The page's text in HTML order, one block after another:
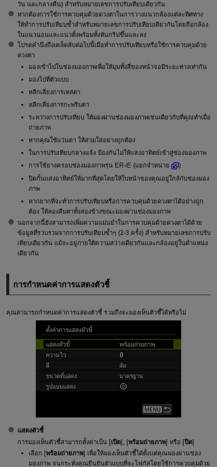
วัน และกลางคืน) สำหรับหมายเลขการปรับเทียบเดียวกัน
หากต้องการใช้การควบคุมด้วยดวงตาในการวางแนวกล้องแต่ละทิศทาง
ให้ทำการปรับเทียบซ้ำสำหรับหมายเลขการปรับเทียบเดียวกันโดยถือกล้อง
ในแนวนอนและแนวตั้งพร้อมทั้งหันกริปขึ้นและลง
โปรดคำนึงถึงเคล็ดลับต่อไปนี้เมื่อทำการปรับเทียบหรือใช้การควบคุมด้วย
ดวงตา
มองเข้าไปในช่องมองภาพเพื่อให้มุมทั้งสี่ของหน้าจอมีระยะห่างเท่ากัน
มองไปที่ตัวแบบ
หลีกเลี่ยงการเหล่ตา
หลีกเลี่ยงการกะพริบตา
ระหว่างการปรับเทียบ ให้มองผ่านช่องมองภาพเช่นเดียวกับที่คุณทำเมื่อ
ถ่ายภาพ
หากคุณใช้แว่นตา ให้สวมใส่อย่างถูกต้อง
ในการปรับเทียบกลางแจ้ง ป้องกันไม่ให้แสงอาทิตย์เข้าสู่ช่องมองภาพ
การใช้ยางครอบช่องมองภาพรุ่น ER-iE (แยกจำหน่าย
)
ปิดกั้นแสงอาทิตย์ให้มากที่สุดโดยให้ใบหน้าของคุณอยู่ใกล้กับช่องมอง
ภาพ
หากยากที่จะทำการปรับเทียบหรือการควบคุมด้วยดวงตาได้อย่างถูก
ต้อง ให้ลองลืมตาทั้งสองข้างขณะมองผ่านช่องมองภาพ
นอกจากนี้ยังสามารถเพิ่มความแม่นยำในการควบคุมด้วยดวงตาได้ด้วย
ข้อมูลที่รวบรวมจากการปรับเทียบซ้ำๆ (2-3 ครั้ง) สำหรับหมายเลขการปรับ
เทียบเดียวกัน แม้จะอยู่ภายใต้ความสว่างเดียวกันและกล้องอยู่ในตำแหน่ง
เดียวกัน
การกำหนดค่าการแสดงตัวชี้
คุณสามารถกำหนดค่าการแสดงตัวชี้ รวมถึงจะมองเห็นตัวชี้ได้หรือไม่
แสดงตัวชี้
การมองเห็นตัวชี้สามารถตั้งค่าเป็น [เปิด], [พร้อมถ่ายภาพ] หรือ [ปิด]
เลือก [พร้อมถ่ายภาพ] เพื่อให้มองเห็นตัวชี้ได้ตั้งแต่คุณมองผ่านช่อง
มองภาพ จนกระทั่งคุณยืนยันตัวแบบที่จะโฟกัสโดยใช้การควบคุมด้วย